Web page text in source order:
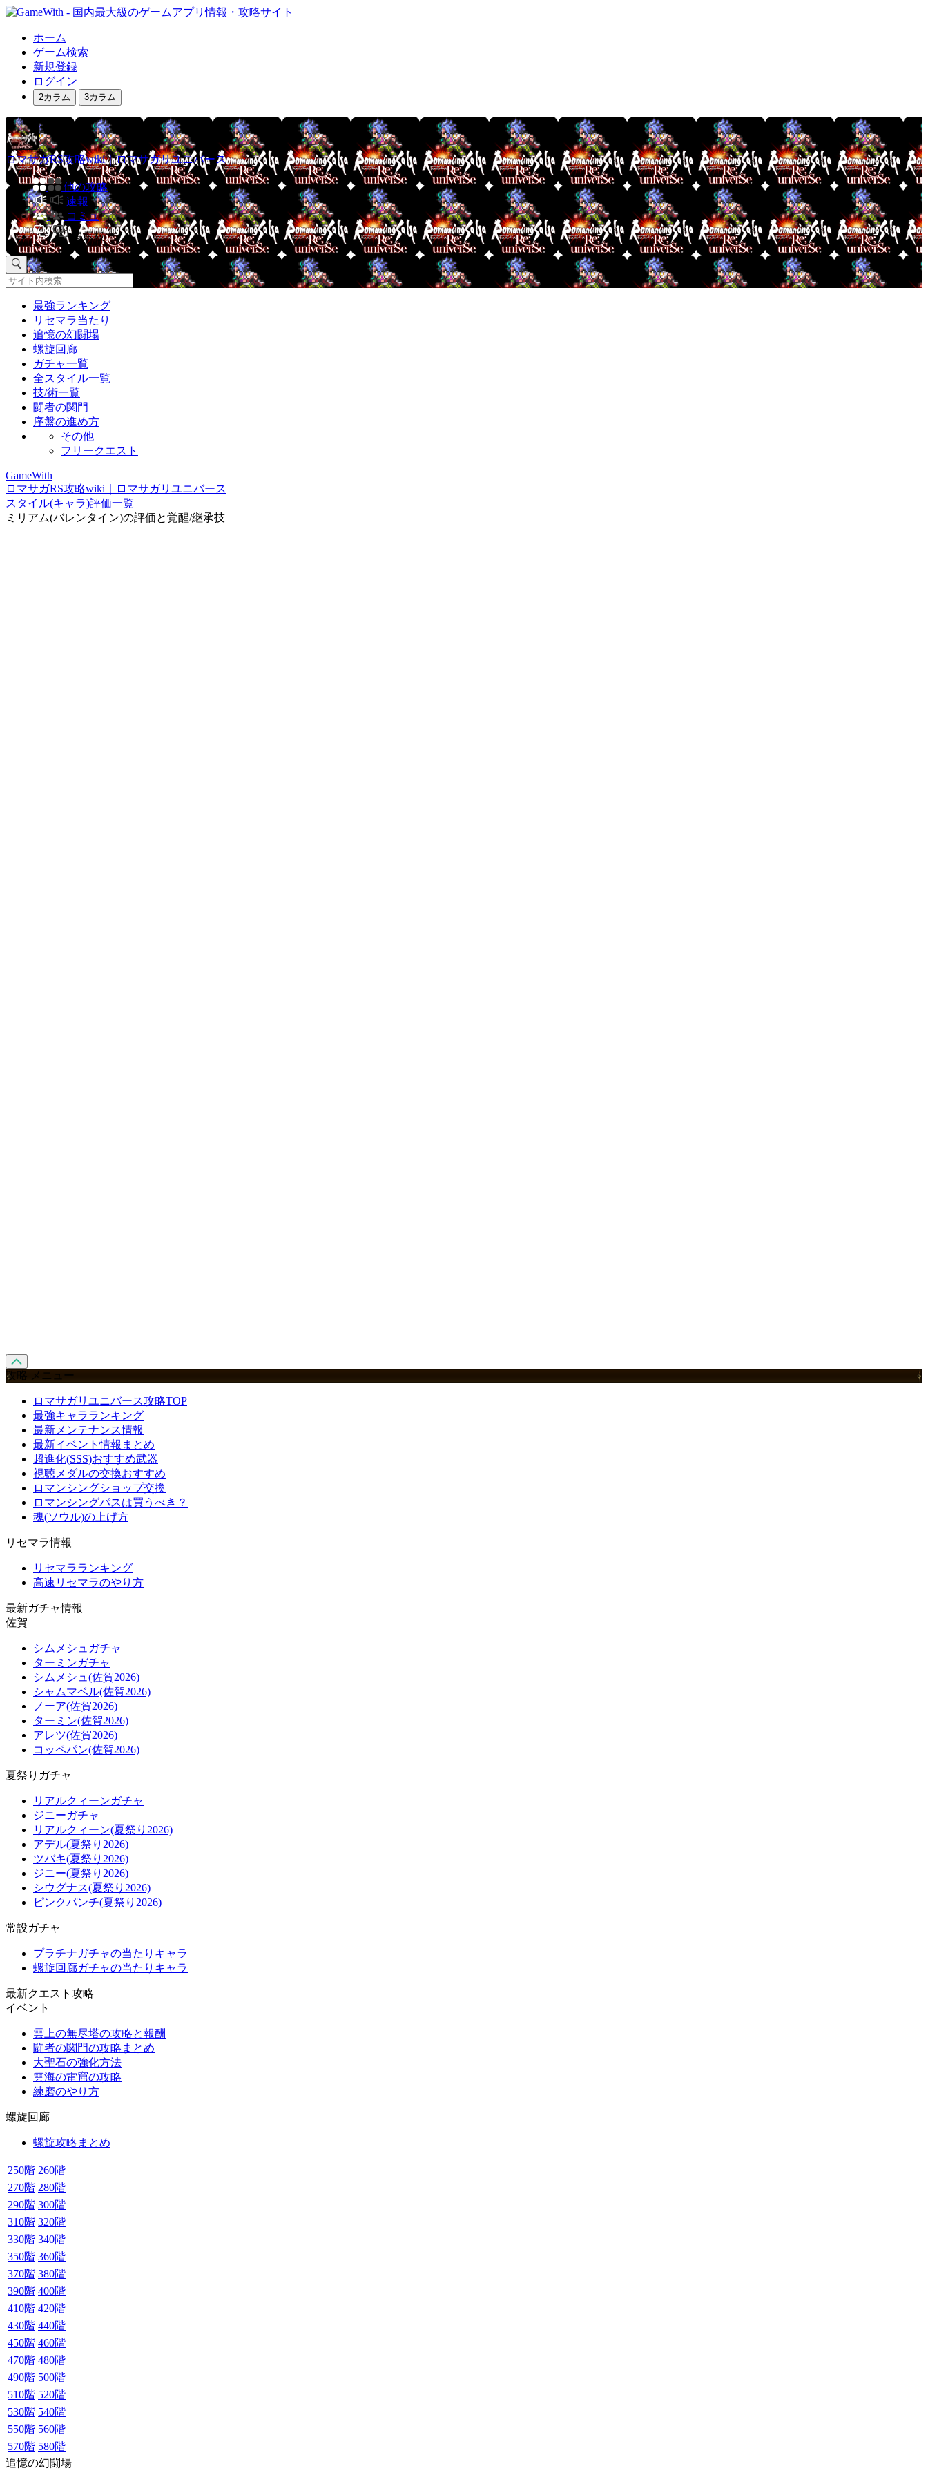
ホーム
ゲーム検索
新規登録
ログイン
2カラム 3カラム
ロマサガRS攻略wiki｜ロマサガリユニバース
他の攻略
速報
コミュ
掲示板
最強ランキング
リセマラ当たり
追憶の幻闘場
螺旋回廊
ガチャ一覧
全スタイル一覧
技/術一覧
闘者の関門
序盤の進め方
その他
フリークエスト
GameWith
ロマサガRS攻略wiki｜ロマサガリユニバース
スタイル(キャラ)評価一覧
ミリアム(バレンタイン)の評価と覚醒/継承技
攻略 メニュー
ロマサガリユニバース攻略TOP
最強キャラランキング
最新メンテナンス情報
最新イベント情報まとめ
超進化(SSS)おすすめ武器
視聴メダルの交換おすすめ
ロマンシングショップ交換
ロマンシングパスは買うべき？
魂(ソウル)の上げ方
リセマラ情報
リセマラランキング
高速リセマラのやり方
最新ガチャ情報
佐賀
シムメシュガチャ
ターミンガチャ
シムメシュ(佐賀2026)
シャムマベル(佐賀2026)
ノーア(佐賀2026)
ターミン(佐賀2026)
アレツ(佐賀2026)
コッペパン(佐賀2026)
夏祭りガチャ
リアルクィーンガチャ
ジニーガチャ
リアルクィーン(夏祭り2026)
アデル(夏祭り2026)
ツバキ(夏祭り2026)
ジニー(夏祭り2026)
シウグナス(夏祭り2026)
ピンクパンチ(夏祭り2026)
常設ガチャ
プラチナガチャの当たりキャラ
螺旋回廊ガチャの当たりキャラ
最新クエスト攻略
イベント
雲上の無尽塔の攻略と報酬
闘者の関門の攻略まとめ
大聖石の強化方法
雲海の雷窟の攻略
練磨のやり方
螺旋回廊
螺旋攻略まとめ
250階 260階
270階 280階
290階 300階
310階 320階
330階 340階
350階 360階
370階 380階
390階 400階
410階 420階
430階 440階
450階 460階
470階 480階
490階 500階
510階 520階
530階 540階
550階 560階
570階 580階
追憶の幻闘場